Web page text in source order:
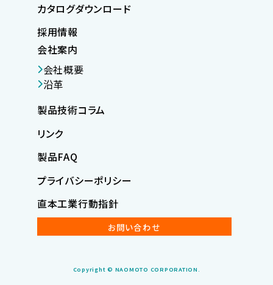
カタログダウンロード
採用情報
会社案内
会社概要
沿革
製品技術コラム
リンク
製品FAQ
プライバシーポリシー
直本工業行動指針
お問い合わせ
Copyright © NAOMOTO CORPORATION.